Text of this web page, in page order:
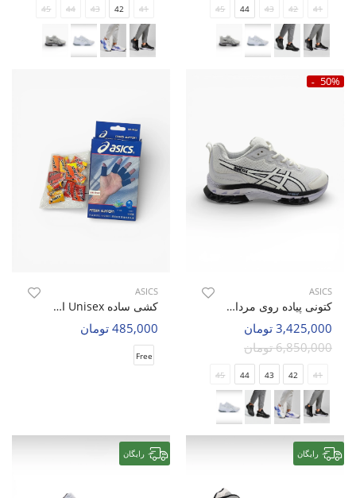
41
42
43
44
45
41
42
43
44
45
50%
ASICS
کتونی پیاده روی مردانه اسیکس Asics Stride Blast M
3,425,000 تومان
6,850,000 تومان
41
42
43
44
45
ASICS
کشی ساده Unisex اسیکس Asics Finger Guard U
485,000 تومان
Free
رایگان رایگان